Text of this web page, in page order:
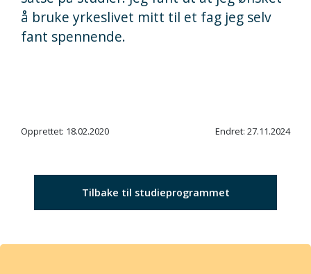
å bruke yrkeslivet mitt til et fag jeg selv
fant spennende.
Opprettet: 18.02.2020 Endret: 27.11.2024
Tilbake til studieprogrammet